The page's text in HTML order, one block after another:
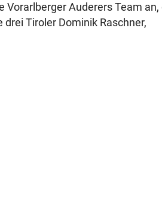
Vorarlberger Auderers Team an,
Tiroler Dominik Raschner,